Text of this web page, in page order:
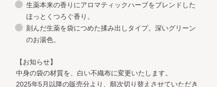
生薬本来の香りにアロマティックハーブをブレンドした
ほっとくつろぐ香り。
刻んだ生薬を袋につめた揉み出しタイプ。深いグリーン
のお湯色。
【お知らせ】​
中身の袋の材質を、白い不織布に変更いたします。​
2025年5月以降の販売分より、順次切り替えさせていただき